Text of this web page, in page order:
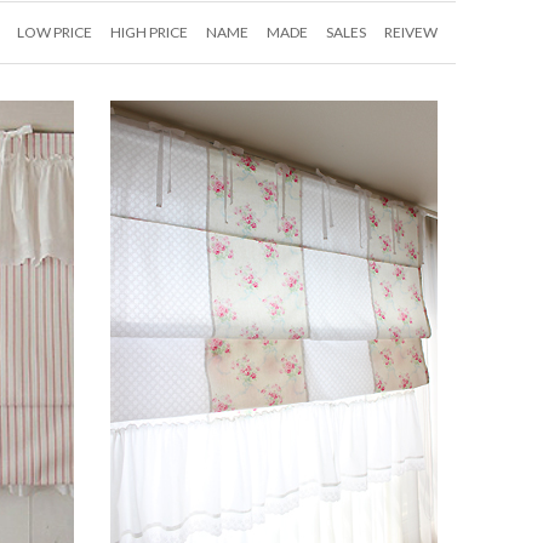
LOW PRICE HIGH PRICE NAME MADE SALES REIVEW